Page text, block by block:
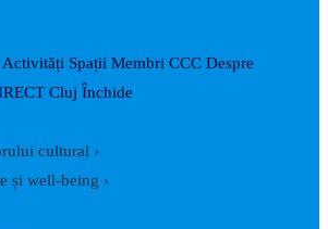
Activități Spații Membri CCC Despre
Cluj Închide
cultural ›
și well-being ›